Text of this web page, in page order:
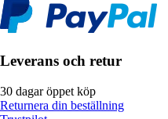
Leverans och retur
30 dagar öppet köp
Returnera din beställning